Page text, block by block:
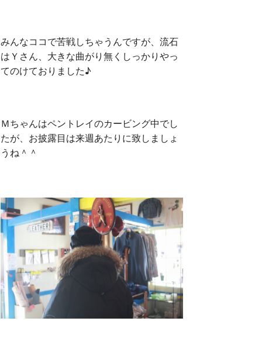
みんなココで苦戦しちゃうんですが、流石
はＹさん、大きな曲がり無くしっかりやっ
てのけておりました♪
Ｍちゃんはペントレイのカービング中でし
たが、お披露目は来週あたりに致しましょ
うね＾＾